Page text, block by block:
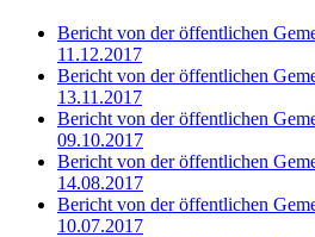
Bericht von der öffentlichen
11.12.2017
Bericht von der öffentlichen
13.11.2017
Bericht von der öffentlichen
09.10.2017
Bericht von der öffentlichen
14.08.2017
Bericht von der öffentlichen
10.07.2017